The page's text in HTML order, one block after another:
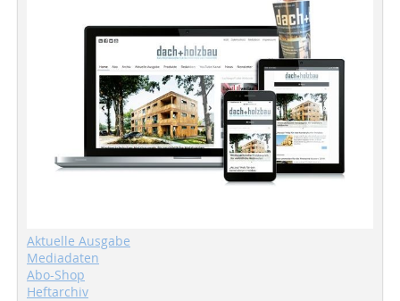
Aktuelle Ausgabe
Mediadaten
Abo-Shop
Heftarchiv